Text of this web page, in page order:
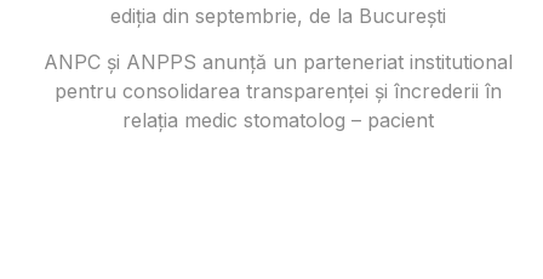
ediția din septembrie, de la București
ANPC și ANPPS anunță un parteneriat institutional
pentru consolidarea transparenței și încrederii în
relația medic stomatolog – pacient